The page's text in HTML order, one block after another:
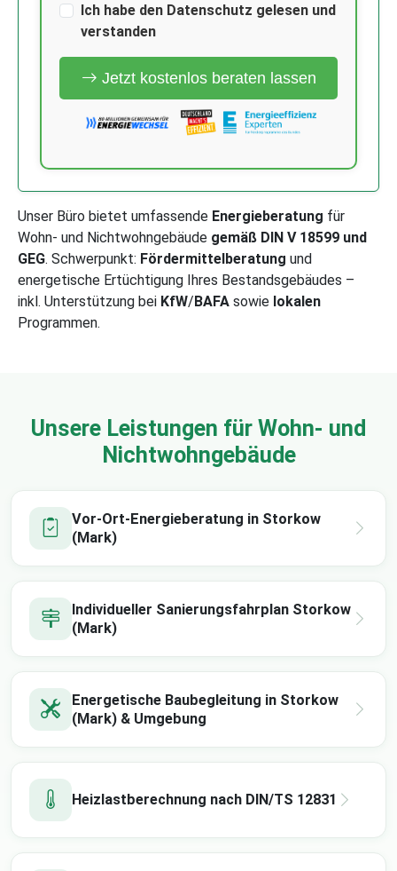
Ich habe den Datenschutz gelesen und
verstanden
Jetzt kostenlos beraten lassen
Unser Büro bietet umfassende Energieberatung für
Wohn- und Nichtwohngebäude gemäß DIN V 18599 und
GEG. Schwerpunkt: Fördermittelberatung und
energetische Ertüchtigung Ihres Bestandsgebäudes –
inkl. Unterstützung bei KfW/BAFA sowie lokalen
Programmen.
Unsere Leistungen für Wohn- und
Nichtwohngebäude
Vor-Ort-Energieberatung in Storkow
(Mark)
Individueller Sanierungsfahrplan Storkow
(Mark)
Energetische Baubegleitung in Storkow
(Mark) & Umgebung
Heizlastberechnung nach DIN/TS 12831